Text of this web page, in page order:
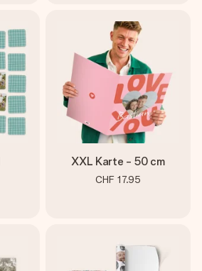
XXL Karte - 50 cm
CHF 17.95